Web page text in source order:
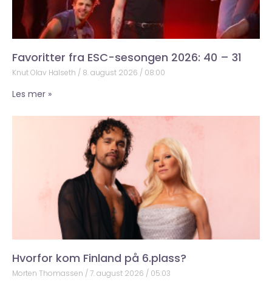
Favoritter fra ESC-sesongen 2026: 40 – 31
Knut Olav Halseth 8. august 2026 08:00
Les mer »
Hvorfor kom Finland på 6.plass?
Morten Thomassen 7. august 2026 05:03